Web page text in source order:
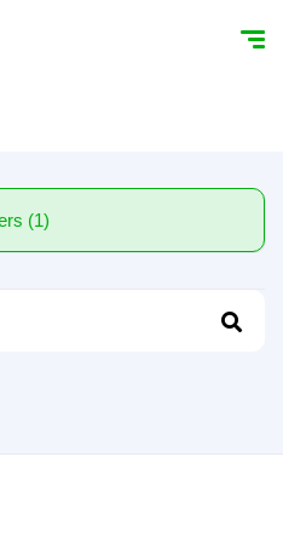
Filters (1)